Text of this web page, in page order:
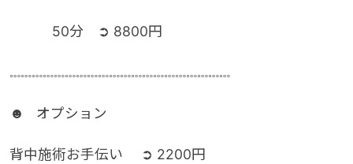
50分 ➲ 8800円
𓏧𓏧𓏧𓏧𓏧𓏧𓏧𓏧𓏧𓏧𓏧𓏧𓏧𓏧𓏧𓏧𓏧𓏧𓏧𓏧
☻ オプション
背中施術お手伝い ➲ 2200円